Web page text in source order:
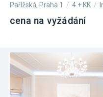
Pařížská, Praha 1 / 4 + KK /
cena na vyžádání